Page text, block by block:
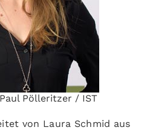
Pölleritzer / IST
von Laura Schmid aus